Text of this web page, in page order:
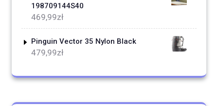
198709144S40
469,99zł
Pinguin Vector 35 Nylon Black
479,99zł